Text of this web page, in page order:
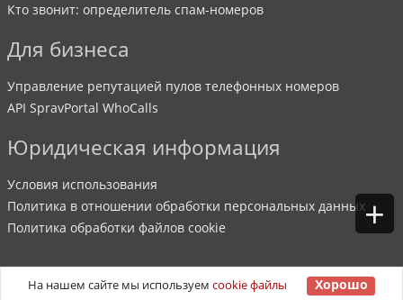
+
Кто звонит: определитель спам-номеров
Для бизнеса
Управление репутацией пулов телефонных номеров
API SpravPortal WhoCalls
Юридическая информация
Условия использования
Политика в отношении обработки персональных данных
Политика обработки файлов cookie
©2007-2026 SpravPortal. Все права защищены.
На нашем сайте мы используемcookie файлы Хорошо